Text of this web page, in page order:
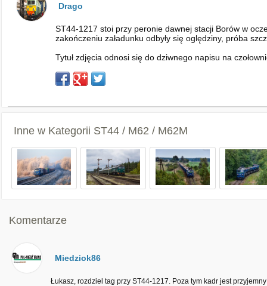
Drago
ST44-1217 stoi przy peronie dawnej stacji Borów w
zakończeniu załadunku odbyły się oględziny, próba
Tytuł zdjęcia odnosi się do dziwnego napisu na
Inne w Kategorii ST44 / M62 / M62M
Komentarze
Miedziok86
Łukasz, rozdziel tag przy ST44-1217. Poza tym kadr jest